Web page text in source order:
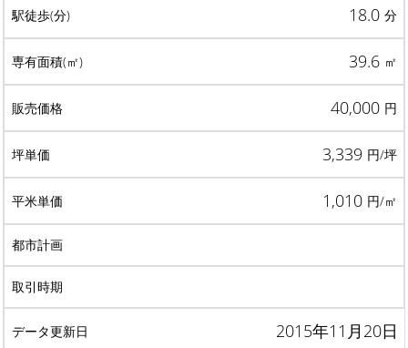
18.0 分
39.6 ㎡
40,000 円
3,339 円/坪
1,010 円/㎡
2015年11月20日